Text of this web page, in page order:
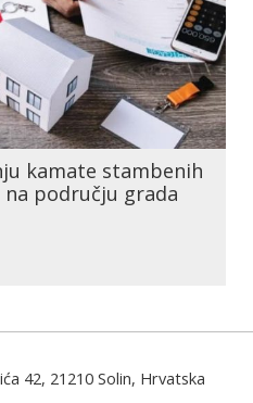
kamate stambenih
području grada
42, 21210 Solin, Hrvatska